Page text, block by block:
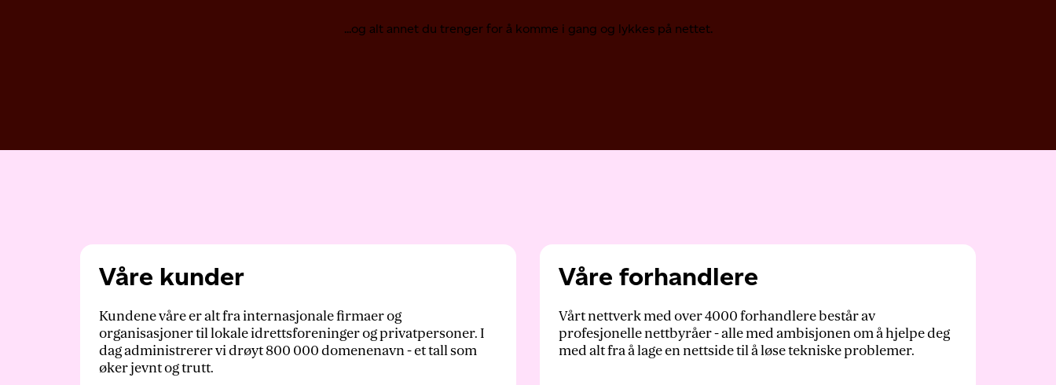
...og alt annet du trenger for å komme i gang og lykkes på nettet.
Våre kunder
Kundene våre er alt fra internasjonale firmaer og
organisasjoner til lokale idrettsforeninger og privatpersoner. I
dag administrerer vi drøyt 800 000 domenenavn - et tall som
øker jevnt og trutt.
Våre forhandlere
Vårt nettverk med over 4000 forhandlere består av
profesjonelle nettbyråer - alle med ambisjonen om å hjelpe deg
med alt fra å lage en nettside til å løse tekniske problemer.